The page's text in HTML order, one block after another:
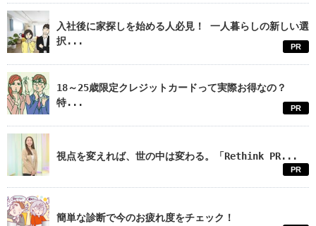
入社後に家探しを始める人必見！ 一人暮らしの新しい選
択...
PR
18～25歳限定クレジットカードって実際お得なの？
特...
PR
視点を変えれば、世の中は変わる。「Rethink PR...
PR
簡単な診断で今のお疲れ度をチェック！